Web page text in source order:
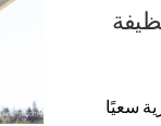
سعيًا